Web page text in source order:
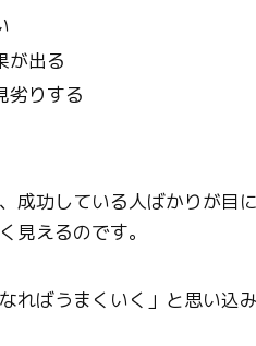
が出る
劣りする
成功している人ばかりが目
見えるのです。
ればうまくいく」と思い込み